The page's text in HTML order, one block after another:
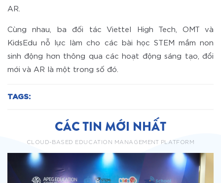
AR.
Cùng nhau, ba đối tác Viettel High Tech, OMT và
KidsEdu nỗ lực làm cho các bài học STEM mầm non
sinh động hơn thông qua các hoạt động sáng tạo, đổi
mới và AR là một trong số đó.
TAGS:
CÁC TIN MỚI NHẤT
CLOUD-BASED EDUCATION MANAGEMENT PLATFORM